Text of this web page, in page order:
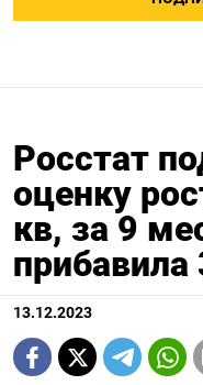
Росстат
оценку
кв, за 9
прибавила
13.12.2023